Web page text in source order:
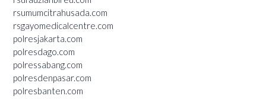
rsumumcitrahusada.com
rsgayomedicalcentre.com
polresjakarta.com
polresdago.com
polressabang.com
polresdenpasar.com
polresbanten.com